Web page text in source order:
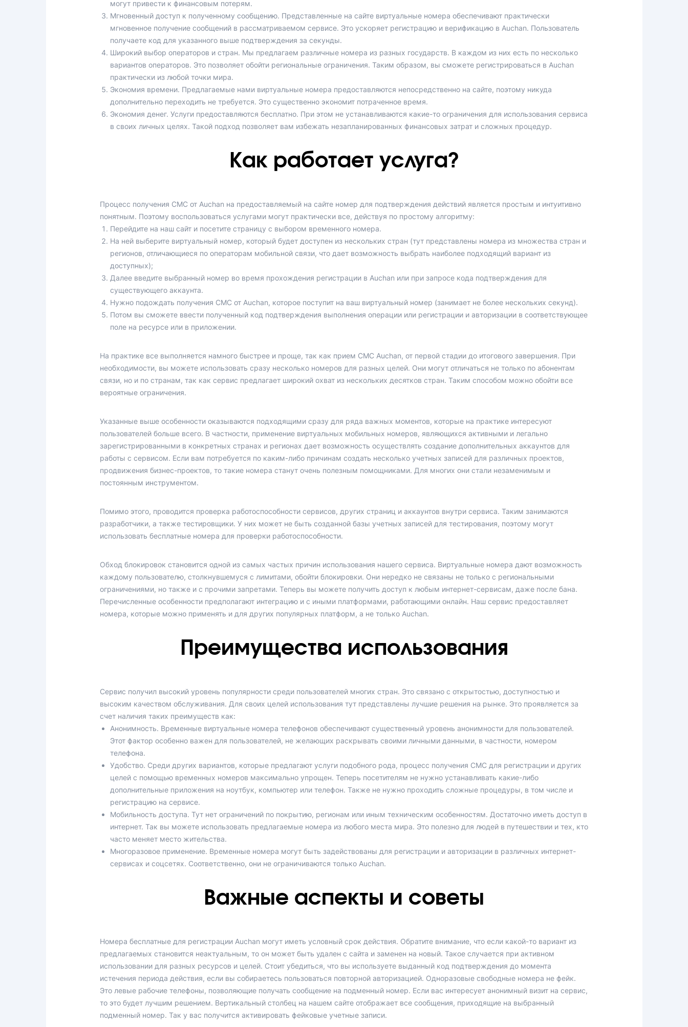
могут привести к финансовым потерям.
Мгновенный доступ к полученному сообщению. Представленные на сайте виртуальные номера обеспечивают практически
мгновенное получение сообщений в рассматриваемом сервисе. Это ускоряет регистрацию и верификацию в Auchan. Пользователь
получаете код для указанного выше подтверждения за секунды.
Широкий выбор операторов и стран. Мы предлагаем различные номера из разных государств. В каждом из них есть по несколько
вариантов операторов. Это позволяет обойти региональные ограничения. Таким образом, вы сможете регистрироваться в Auchan
практически из любой точки мира.
Экономия времени. Предлагаемые нами виртуальные номера предоставляются непосредственно на сайте, поэтому никуда
дополнительно переходить не требуется. Это существенно экономит потраченное время.
Экономия денег. Услуги предоставляются бесплатно. При этом не устанавливаются какие-то ограничения для использования сервиса
в своих личных целях. Такой подход позволяет вам избежать незапланированных финансовых затрат и сложных процедур.
Как работает услуга?
Процесс получения СМС от Auchan на предоставляемый на сайте номер для подтверждения действий является простым и интуитивно
понятным. Поэтому воспользоваться услугами могут практически все, действуя по простому алгоритму:
Перейдите на наш сайт и посетите страницу с выбором временного номера.
На ней выберите виртуальный номер, который будет доступен из нескольких стран (тут представлены номера из множества стран и
регионов, отличающиеся по операторам мобильной связи, что дает возможность выбрать наиболее подходящий вариант из
доступных);
Далее введите выбранный номер во время прохождения регистрации в Auchan или при запросе кода подтверждения для
существующего аккаунта.
Нужно подождать получения СМС от Auchan, которое поступит на ваш виртуальный номер (занимает не более нескольких секунд).
Потом вы сможете ввести полученный код подтверждения выполнения операции или регистрации и авторизации в соответствующее
поле на ресурсе или в приложении.
На практике все выполняется намного быстрее и проще, так как прием СМС Auchan, от первой стадии до итогового завершения. При
необходимости, вы можете использовать сразу несколько номеров для разных целей. Они могут отличаться не только по абонентам
связи, но и по странам, так как сервис предлагает широкий охват из нескольких десятков стран. Таким способом можно обойти все
вероятные ограничения.
Указанные выше особенности оказываются подходящими сразу для ряда важных моментов, которые на практике интересуют
пользователей больше всего. В частности, применение виртуальных мобильных номеров, являющихся активными и легально
зарегистрированными в конкретных странах и регионах дает возможность осуществлять создание дополнительных аккаунтов для
работы с сервисом. Если вам потребуется по каким-либо причинам создать несколько учетных записей для различных проектов,
продвижения бизнес-проектов, то такие номера станут очень полезным помощниками. Для многих они стали незаменимым и
постоянным инструментом.
Помимо этого, проводится проверка работоспособности сервисов, других страниц и аккаунтов внутри сервиса. Таким занимаются
разработчики, а также тестировщики. У них может не быть созданной базы учетных записей для тестирования, поэтому могут
использовать бесплатные номера для проверки работоспособности.
Обход блокировок становится одной из самых частых причин использования нашего сервиса. Виртуальные номера дают возможность
каждому пользователю, столкнувшемуся с лимитами, обойти блокировки. Они нередко не связаны не только с региональными
ограничениями, но также и с прочими запретами. Теперь вы можете получить доступ к любым интернет-сервисам, даже после бана.
Перечисленные особенности предполагают интеграцию и с иными платформами, работающими онлайн. Наш сервис предоставляет
номера, которые можно применять и для других популярных платформ, а не только Auchan.
Преимущества использования
Сервис получил высокий уровень популярности среди пользователей многих стран. Это связано с открытостью, доступностью и
высоким качеством обслуживания. Для своих целей использования тут представлены лучшие решения на рынке. Это проявляется за
счет наличия таких преимуществ как:
Анонимность. Временные виртуальные номера телефонов обеспечивают существенный уровень анонимности для пользователей.
Этот фактор особенно важен для пользователей, не желающих раскрывать своими личными данными, в частности, номером
телефона.
Удобство. Среди других вариантов, которые предлагают услуги подобного рода, процесс получения СМС для регистрации и других
целей с помощью временных номеров максимально упрощен. Теперь посетителям не нужно устанавливать какие-либо
дополнительные приложения на ноутбук, компьютер или телефон. Также не нужно проходить сложные процедуры, в том числе и
регистрацию на сервисе.
Мобильность доступа. Тут нет ограничений по покрытию, регионам или иным техническим особенностям. Достаточно иметь доступ в
интернет. Так вы можете использовать предлагаемые номера из любого места мира. Это полезно для людей в путешествии и тех, кто
часто меняет место жительства.
Многоразовое применение. Временные номера могут быть задействованы для регистрации и авторизации в различных интернет-
сервисах и соцсетях. Соответственно, они не ограничиваются только Auchan.
Важные аспекты и советы
Номера бесплатные для регистрации Auchan могут иметь условный срок действия. Обратите внимание, что если какой-то вариант из
предлагаемых становится неактуальным, то он может быть удален с сайта и заменен на новый. Такое случается при активном
использовании для разных ресурсов и целей. Стоит убедиться, что вы используете выданный код подтверждения до момента
истечения периода действия, если вы собираетесь пользоваться повторной авторизацией. Одноразовые свободные номера не фейк.
Это левые рабочие телефоны, позволяющие получать сообщение на подменный номер. Если вас интересует анонимный визит на сервис,
то это будет лучшим решением. Вертикальный столбец на нашем сайте отображает все сообщения, приходящие на выбранный
подменный номер. Так у вас получится активировать фейковые учетные записи.